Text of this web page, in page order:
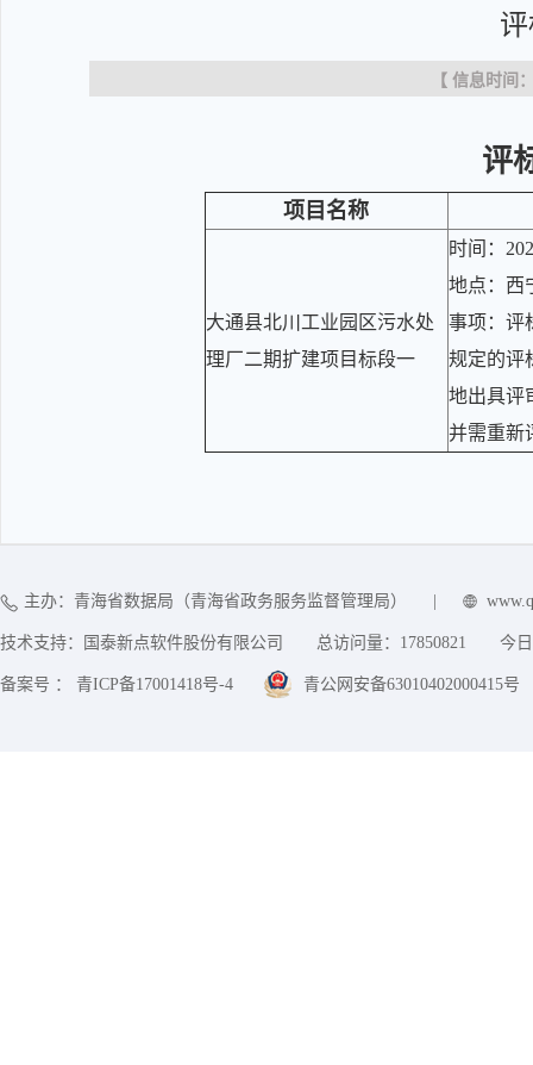
【 信息时间
评
项目名称
大通县北川工业园区污水处
理厂二期扩建项目标段一
时间：
地点：西
事项：评
规定的评
地出具评
并需重新
主办：青海省数据局（青海省政务服务监督管理局）
技术支持：国泰新点软件股份有限公司 总访问量： 17850821 今
备案号 ： 青ICP备17001418号-4 青公网安备63010402000415号